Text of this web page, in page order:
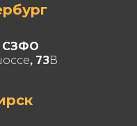
СЗФО
73В